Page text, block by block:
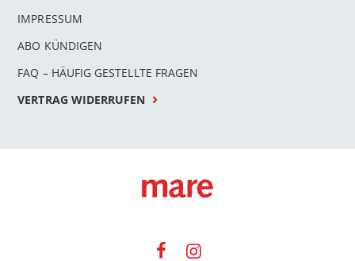
IMPRESSUM
ABO KÜNDIGEN
FAQ – HÄUFIG GESTELLTE FRAGEN
VERTRAG WIDERRUFEN